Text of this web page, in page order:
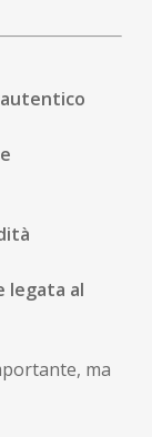
autentico
legata al
ma